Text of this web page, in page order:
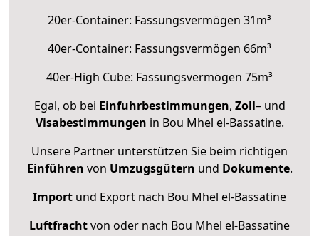
20er-Container: Fassungsvermögen 31m³
40er-Container: Fassungsvermögen 66m³
40er-High Cube: Fassungsvermögen 75m³
Egal, ob bei Einfuhrbestimmungen, Zoll– und
Visabestimmungen in Bou Mhel el-Bassatine.
Unsere Partner unterstützen Sie beim richtigen
Einführen von Umzugsgütern und Dokumente.
Import und Export nach Bou Mhel el-Bassatine
Luftfrachtvon oder nach Bou Mhel el-Bassatine